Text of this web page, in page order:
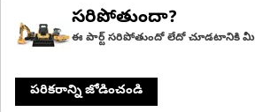
సరిపోతుందా?
ఈ పార్ట్ సరిపోతుందో లేదో చూడటానికి మీ
పరికరాన్ని జోడించండి